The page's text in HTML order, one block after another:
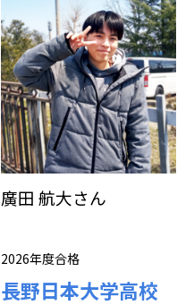
廣田 航大さん
2026年度合格
長野日本大学高校